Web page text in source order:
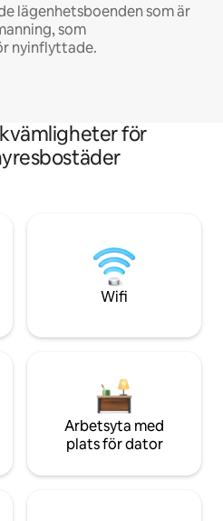
lägenhetsboenden som är
som
nyinflyttade.
för
Wifi
Arbetsyta med
plats för dator